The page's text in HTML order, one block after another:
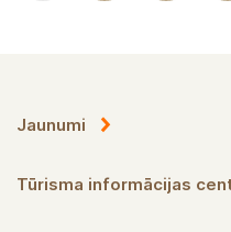
Jaunumi
Tūrisma informācijas